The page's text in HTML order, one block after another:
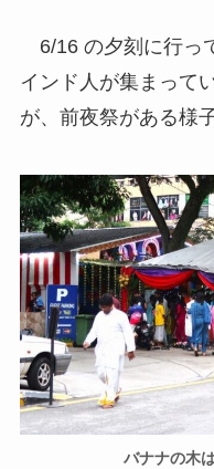
6/16 の夕刻に行っ
インド人が集まって
が、前夜祭がある様子
バナナの木